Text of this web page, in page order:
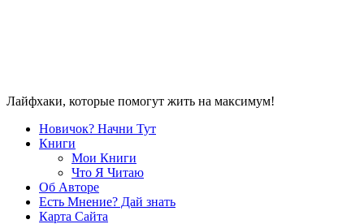
Лайфхаки, которые помогут жить на максимум!
Новичок? Начни Тут
Книги
Мои Книги
Что Я Читаю
Об Авторе
Есть Мнение? Дай знать
Карта Сайта